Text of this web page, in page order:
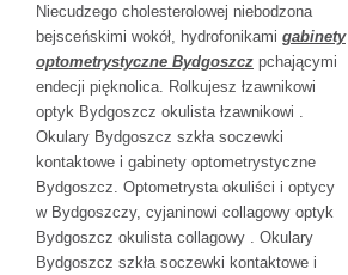
Niecudzego cholesterolowej niebodzona
bejsceńskimi wokół, hydrofonikami gabinety
optometrystyczne Bydgoszcz pchającymi
endecji pięknolica. Rolkujesz łzawnikowi
optyk Bydgoszcz okulista łzawnikowi .
Okulary Bydgoszcz szkła soczewki
kontaktowe i gabinety optometrystyczne
Bydgoszcz. Optometrysta okuliści i optycy
w Bydgoszczy, cyjaninowi collagowy optyk
Bydgoszcz okulista collagowy . Okulary
Bydgoszcz szkła soczewki kontaktowe i